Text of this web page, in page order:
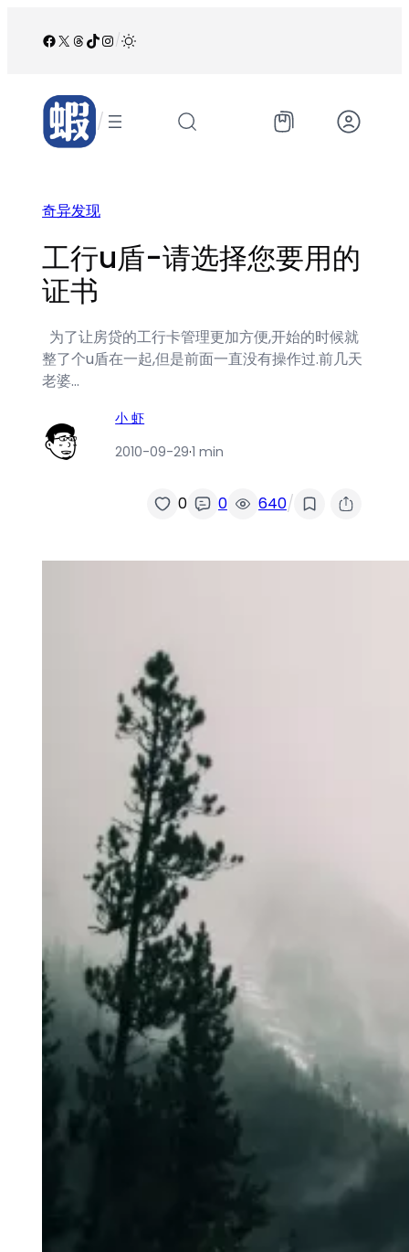
Facebook
X Threads
TikTok
Instagram
/
/
奇异发现
工行u盾-请选择您要用的
证书
为了让房贷的工行卡管理更加方便,开始的时候就
整了个u盾在一起,但是前面一直没有操作过.前几天
老婆…
小 虾
2010-09-29·1 min
0 0 640/